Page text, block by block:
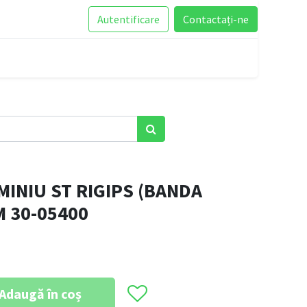
Autentificare Contactați-ne
ST RIGIPS (BANDA
30-05400
în coș